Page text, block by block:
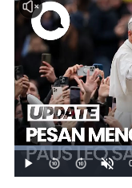
Mainkan
Suara
Hidup